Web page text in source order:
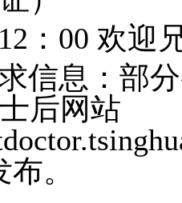
12：00 欢
求信息：部
后网站
。